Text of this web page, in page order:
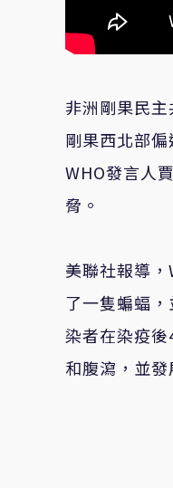
非洲剛果民
剛果西北部
WHO發言人
脅。
美聯社報導
了一隻蝙蝠
染者在染疫
和腹瀉，並